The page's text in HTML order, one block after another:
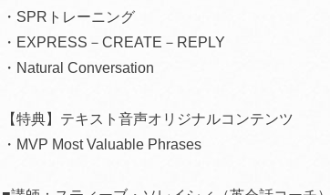
・SPRトレーニング
・EXPRESS－CREATE－REPLY
・Natural Conversation
【特典】テキスト音声オリジナルコンテンツ
・MVP Most Valuable Phrases